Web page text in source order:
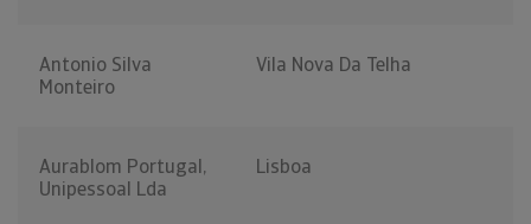
Antonio Silva
Monteiro
Vila Nova Da Telha
Aurablom Portugal,
Unipessoal Lda
Lisboa